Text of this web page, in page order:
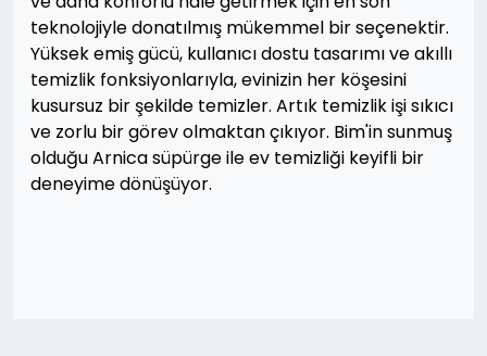
teknolojiyle donatılmış mükemmel bir seçenektir.
Yüksek emiş gücü, kullanıcı dostu tasarımı ve akıllı
temizlik fonksiyonlarıyla, evinizin her köşesini
kusursuz bir şekilde temizler. Artık temizlik işi sıkıcı
ve zorlu bir görev olmaktan çıkıyor. Bim'in sunmuş
olduğu Arnica süpürge ile ev temizliği keyifli bir
deneyime dönüşüyor.